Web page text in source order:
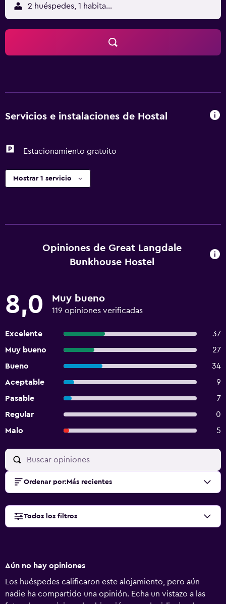
2 huéspedes, 1 habitación
Servicios e instalaciones de Hostal
Estacionamiento gratuito
Mostrar 1 servicio
Opiniones de Great Langdale
Bunkhouse Hostel
8,0 Muy bueno
119 opiniones verificadas
Excelente
37
Muy bueno
27
Bueno
34
Aceptable
9
Pasable
7
Regular
0
Malo
5
Ordenar por: Más recientes
Todos los filtros
Aún no hay opiniones
Los huéspedes calificaron este alojamiento, pero aún
nadie ha compartido una opinión. Echa un vistazo a las